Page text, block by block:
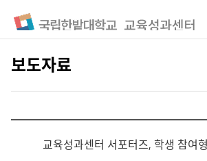
보도자료
교육성과센터 서포터즈, 학생 참여